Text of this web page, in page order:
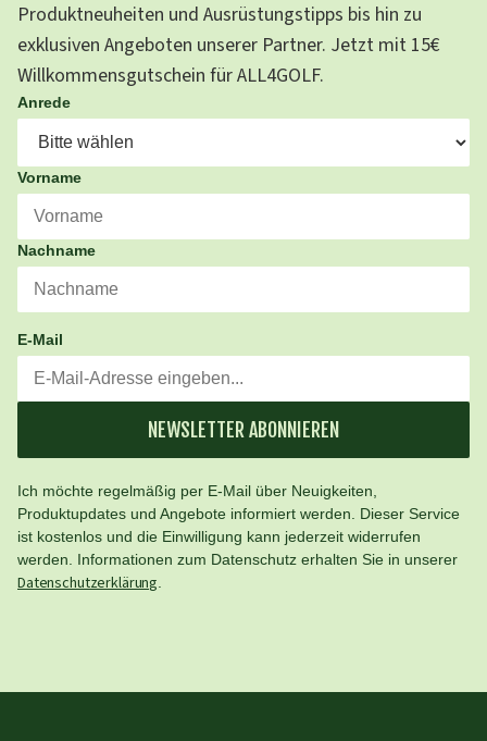
Produktneuheiten und Ausrüstungstipps bis hin zu
exklusiven Angeboten unserer Partner. Jetzt mit 15€
Willkommensgutschein für ALL4GOLF.
Anrede
Vorname
Nachname
E-Mail
NEWSLETTER ABONNIEREN
Ich möchte regelmäßig per E-Mail über Neuigkeiten,
Produktupdates und Angebote informiert werden. Dieser Service
ist kostenlos und die Einwilligung kann jederzeit widerrufen
werden. Informationen zum Datenschutz erhalten Sie in unserer
Datenschutzerklärung.